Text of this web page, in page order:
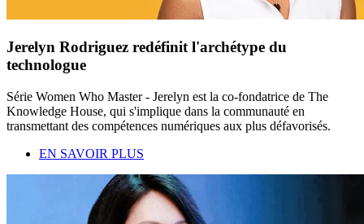
Jerelyn Rodriguez redéfinit l'archétype du
technologue
Série Women Who Master - Jerelyn est la co-fondatrice de The
Knowledge House, qui s'implique dans la communauté en
transmettant des compétences numériques aux plus défavorisés.
EN SAVOIR PLUS